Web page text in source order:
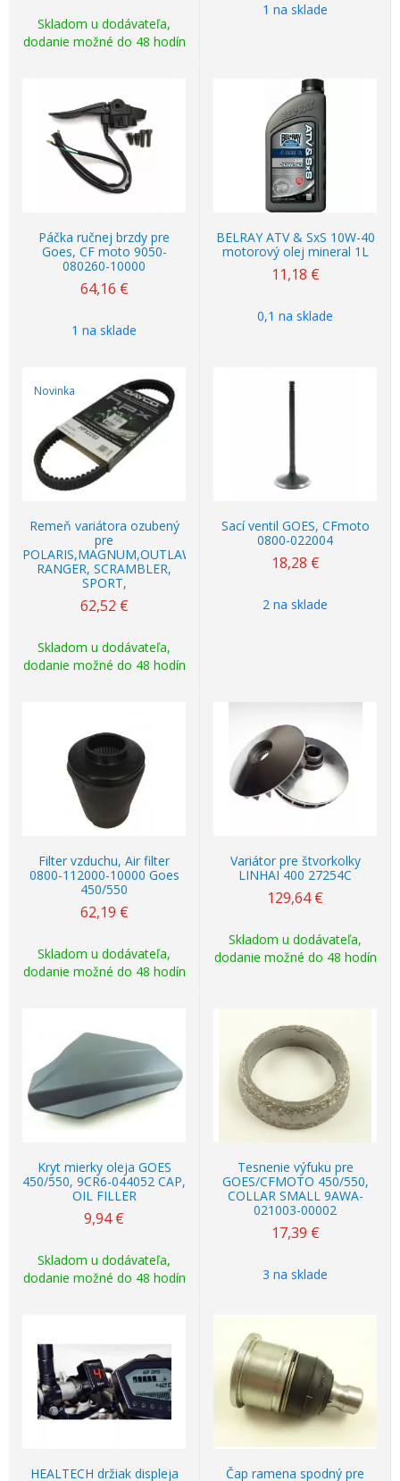
Skladom u dodávateľa,
dodanie možné do 48 hodín
1 na sklade
Páčka ručnej brzdy pre
Goes, CF moto 9050-
080260-10000
64,16 €
1 na sklade
BELRAY ATV & SxS 10W-40
motorový olej mineral 1L
11,18 €
0,1 na sklade
Novinka
Remeň variátora ozubený
pre
POLARIS,MAGNUM,OUTLAW,
RANGER, SCRAMBLER,
SPORT,
62,52 €
Skladom u dodávateľa,
dodanie možné do 48 hodín
Sací ventil GOES, CFmoto
0800-022004
18,28 €
2 na sklade
Filter vzduchu, Air filter
0800-112000-10000 Goes
450/550
62,19 €
Skladom u dodávateľa,
dodanie možné do 48 hodín
Variátor pre štvorkolky
LINHAI 400 27254C
129,64 €
Skladom u dodávateľa,
dodanie možné do 48 hodín
Kryt mierky oleja GOES
450/550, 9CR6-044052 CAP,
OIL FILLER
9,94 €
Skladom u dodávateľa,
dodanie možné do 48 hodín
Tesnenie výfuku pre
GOES/CFMOTO 450/550,
COLLAR SMALL 9AWA-
021003-00002
17,39 €
3 na sklade
HEALTECH držiak displeja
Čap ramena spodný pre